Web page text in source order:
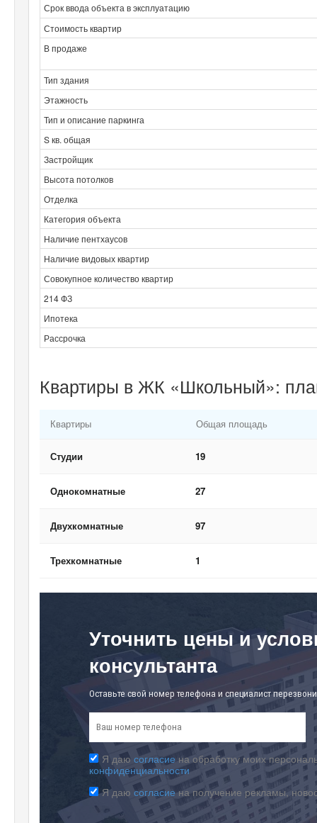
Срок ввода объекта в эксплуатацию
Стоимость квартир
В продаже
Тип здания
Этажность
Тип и описание паркинга
S кв. общая
Застройщик
Высота потолков
Отделка
Категория объекта
Наличие пентхаусов
Наличие видовых квартир
Совокупное количество квартир
214 ФЗ
Ипотека
Рассрочка
Квартиры в ЖК «Школьный»:
Квартиры Общая площадь
Студии 19
Однокомнатные 27
Двухкомнатные 97
Трехкомнатные 1
Уточнить цены и
консультанта
Оставьте свой номер телефона и специалист
Я даю согласиена обработку моих
конфиденциальности
Я даюсогласиена получение рекламы,